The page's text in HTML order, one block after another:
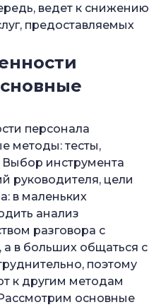
ведет к снижению
предоставляемых
персонала
методы: тесты,
инструмента
руководителя, цели
в маленьких
анализ
разговора с
а в больших общаться с
поэтому
к другим методам
основные